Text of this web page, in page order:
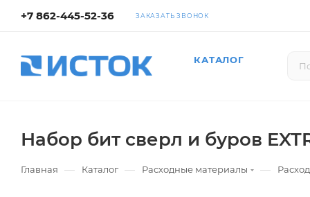
+7 862-445-52-36 ЗАКАЗАТЬ ЗВОНОК
КАТАЛОГ
Набор бит сверл и буров
Главная — Каталог — Расходные материалы —